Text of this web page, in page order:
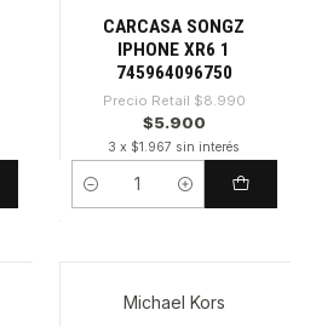
CARCASA SONGZ
IPHONE XR6 1
745964096750
Precio Retail $8.990
$5.900
3 x $1.967 sin interés
Cantidad
Michael Kors